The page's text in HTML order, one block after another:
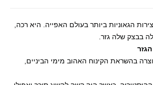
הגאוניות ביותר בעולם האפייה. היא רכה,
בבצק שלה גזר.
בהשראת הקינוח האהוב מימי הביניים,